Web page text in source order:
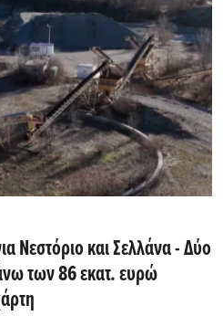
Νεστόριο και Σελλάνα - Δύο
των 86 εκατ. ευρώ